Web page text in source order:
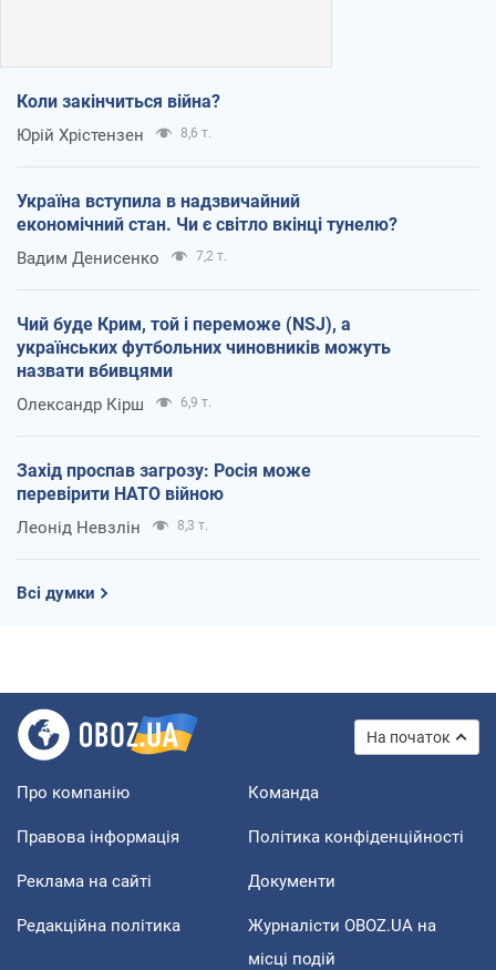
Коли закінчиться війна?
Юрій Хрістензен 8,6 т.
Україна вступила в надзвичайний
економічний стан. Чи є світло вкінці тунелю?
Вадим Денисенко 7,2 т.
Чий буде Крим, той і переможе (NSJ), а
українських футбольних чиновників можуть
назвати вбивцями
Олександр Кірш 6,9 т.
Захід проспав загрозу: Росія може
перевірити НАТО війною
Леонід Невзлін 8,3 т.
Всі думки
На початок
Про компанію Команда
Правова інформація Політика конфіденційності
Реклама на сайті Документи
Редакційна політика
Журналісти OBOZ.UA на
місці подій